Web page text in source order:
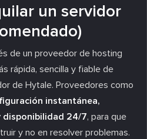
un servidor
de un proveedor de hosting
rápida, sencilla y fiable de
de Hytale. Proveedores como
instantánea,
24/7, para que
y no en resolver problemas.